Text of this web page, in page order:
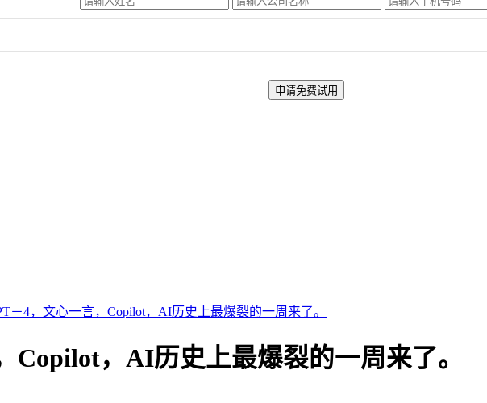
－4，文心一言，Copilot，AI历史上最爆裂的一周来了。
Copilot，AI历史上最爆裂的一周来了。